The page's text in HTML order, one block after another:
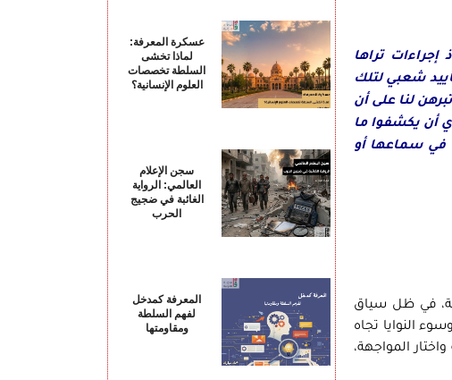
تراها
شعبي لتلك
لنا على أن
أن يكشفوا ما
في سماعها أو
في ظل سياق
النوايا تجاه
المواجهة،
عسكرة المعرفة:
لماذا تخشى
السلطة تخصصات
العلوم الإنسانية؟
سجن الإعلام
العالمي: الرواية
الغائبة في ضجيج
الحرب
المعرفة كمدخل
لفهم السلطة
ومقاومتها